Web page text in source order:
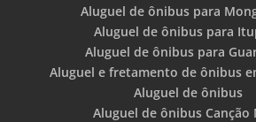
Aluguel de ônibus para
Aluguel de ônibus para
Aluguel de ônibus para
Aluguel e fretamento de ônibus
Aluguel de ônibus
Aluguel de ônibus Canção